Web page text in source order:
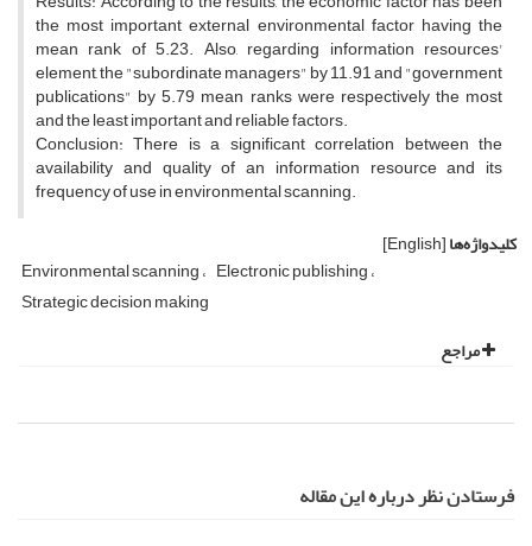
the most important external environmental factor having the
mean rank of 5.23. Also, regarding information resources'
element, the "subordinate managers" by 11.91 and "government
publications" by 5.79 mean ranks were respectively the most
and the least important and reliable factors.
Conclusion: There is a significant correlation between the
availability and quality of an information resource and its
frequency of use in environmental scanning.
کلیدواژه‌ها[English]
Environmental scanning Electronic publishing
Strategic decision making
مراجع
فرستادن نظر درباره این مقاله